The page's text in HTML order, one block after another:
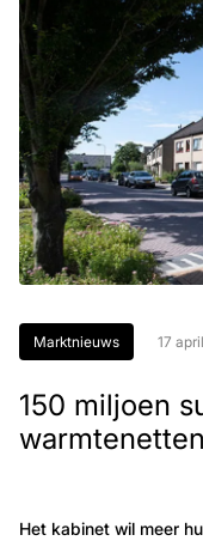
Marktnieuws 17
150 miljoen
warmtenetten
Het kabinet wil meer